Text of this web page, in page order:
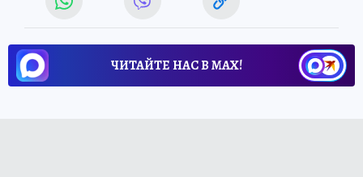
ЧИТАЙТЕ НАС В МАХ!